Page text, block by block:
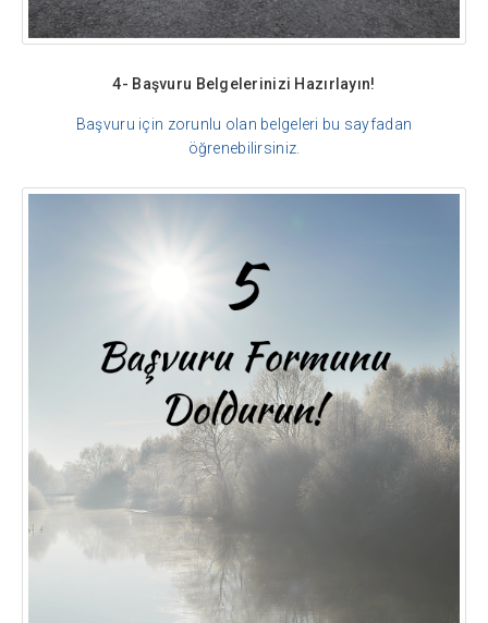
4- Başvuru Belgelerinizi Hazırlayın!
Başvuru için zorunlu olan belgeleri bu sayfadan
öğrenebilirsiniz.